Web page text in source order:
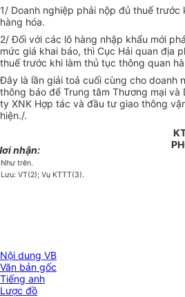
1/ Doanh nghiệp phải nộp đủ thuế
hàng hóa.
2/ Đối với các lô hàng nhập khẩu mới
mức giá khai báo, thì Cục Hải quan địa
thuế trước khi làm thủ tục thông quan
Đây là lần giải toả cuối cùng cho doanh
thông báo để Trung tâm Thương mại và
ty XNK Hợp tác và đầu tư giao thông
hiện./.
nhận:
trên.
VT(2); Vụ KTTT(3).
Nội dung VB
Văn bản gốc
Tiếng anh
Lược đồ